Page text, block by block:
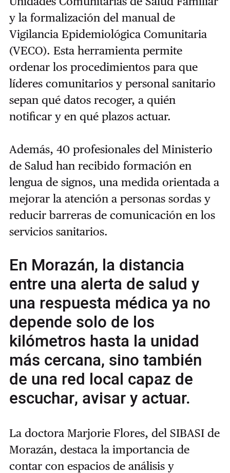
y la formalización del manual de
Vigilancia Epidemiológica Comunitaria
(VECO). Esta herramienta permite
ordenar los procedimientos para que
líderes comunitarios y personal sanitario
sepan qué datos recoger, a quién
notificar y en qué plazos actuar.
Además, 40 profesionales del Ministerio
de Salud han recibido formación en
lengua de signos, una medida orientada a
mejorar la atención a personas sordas y
reducir barreras de comunicación en los
servicios sanitarios.
En Morazán, la distancia
entre una alerta de salud y
una respuesta médica ya no
depende solo de los
kilómetros hasta la unidad
más cercana, sino también
de una red local capaz de
escuchar, avisar y actuar.
La doctora Marjorie Flores, del SIBASI de
Morazán, destaca la importancia de
contar con espacios de análisis y